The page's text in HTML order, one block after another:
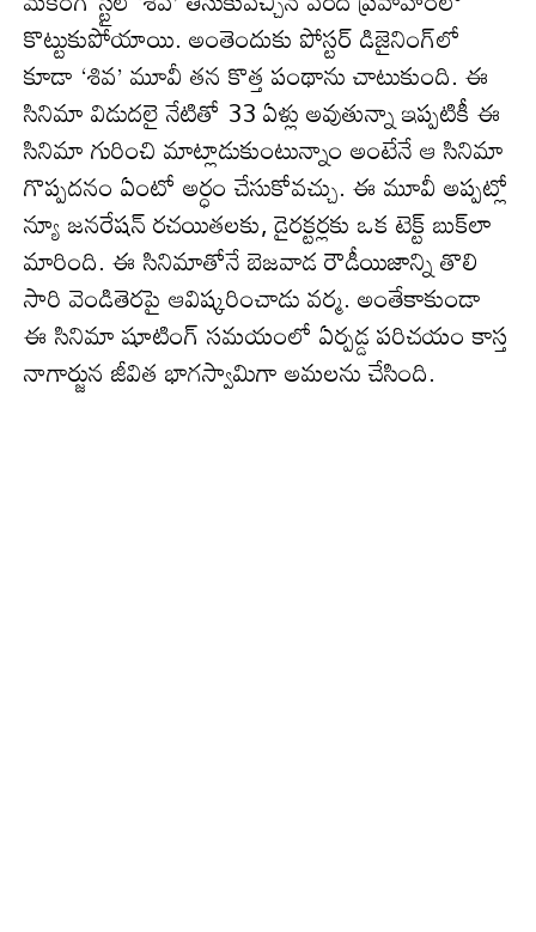
కొట్టుకుపోయాయి. అంతెందుకు పోస్టర్ డిజైనింగ్‌లో
కూడా ‘శివ’ మూవీ తన కొత్త పంథాను చాటుకుంది. ఈ
సినిమా విడుద‌లై నేటితో 33 ఏళ్లు అవుతున్నా ఇప్పటికీ ఈ
సినిమా గురించి మాట్లాడుకుంటున్నాం అంటేనే ఆ సినిమా
గొప్పదనం ఏంటో అర్ధం చేసుకోవచ్చు. ఈ మూవీ అప్పట్లో
న్యూ జనరేషన్ రచయితలకు, డైరక్టర్లకు ఒక టెక్ట్ బుక్‌లా
మారింది. ఈ సినిమాతోనే బెజవాడ రౌడీయిజాన్ని తొలి
సారి వెండితెరపై ఆవిష్కరించాడు వ‌ర్మ‌. అంతేకాకుండా
ఈ సినిమా షూటింగ్ సమయంలో ఏర్పడ్డ పరిచయం కాస్త
నాగార్జున జీవిత భాగస్వామిగా అమలను చేసింది.